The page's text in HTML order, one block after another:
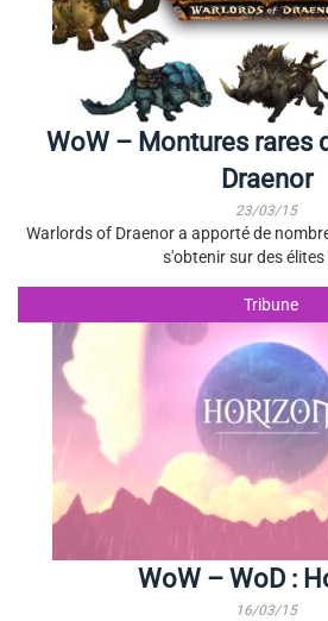
WoW – Montures rares
Draenor
23/03/15
Warlords of Draenor a apporté de
s'obtenir sur des élites
Tribune
WoW – WoD :
16/03/15